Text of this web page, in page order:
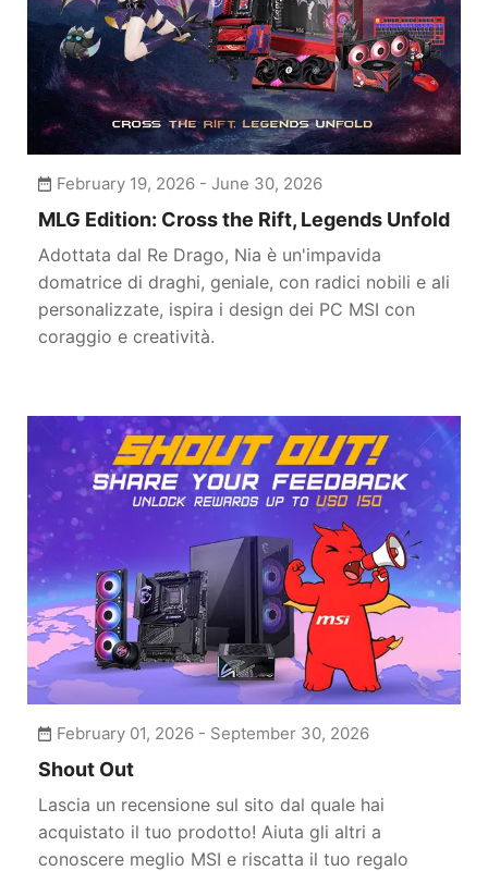
February 19, 2026 - June 30, 2026
MLG Edition: Cross the Rift, Legends Unfold
Adottata dal Re Drago, Nia è un'impavida
domatrice di draghi, geniale, con radici nobili e ali
personalizzate, ispira i design dei PC MSI con
coraggio e creatività.
February 01, 2026 - September 30, 2026
Shout Out
Lascia un recensione sul sito dal quale hai
acquistato il tuo prodotto! Aiuta gli altri a
conoscere meglio MSI e riscatta il tuo regalo